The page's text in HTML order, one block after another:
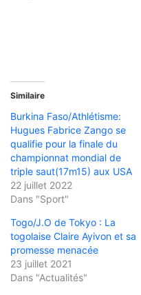
Similaire
Burkina Faso/Athlétisme:
Hugues Fabrice Zango se
qualifie pour la finale du
championnat mondial de
triple saut(17m15) aux USA
22 juillet 2022
Dans "Sport"
Togo/J.O de Tokyo : La
togolaise Claire Ayivon et sa
promesse menacée
23 juillet 2021
Dans "Actualités"